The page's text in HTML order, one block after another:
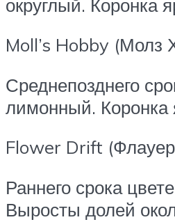
округлый. Коронка
Moll’s Hobby (Молз
Среднепозднего
лимонный. Коронка
Flower Drift
Раннего срока
Выросты долей